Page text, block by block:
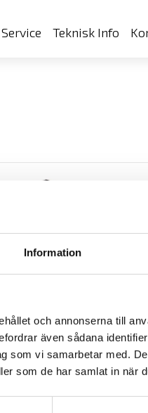
Information
och annonserna till
även sådana
som vi samarbetar med.
som de har samlat in när
Teknisk Info
Snabb uppstartstid och långt
CA 1954 för att se de
ström, spänning, effekt
kr LÄS MER